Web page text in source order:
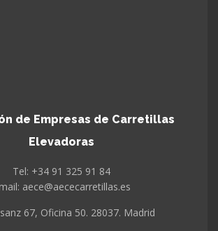
de Empresas de Carretillas
Elevadoras
Tel: +34 91 325 91 84
aece@aececarretillas.es
67, Oficina 50. 28037. Madrid